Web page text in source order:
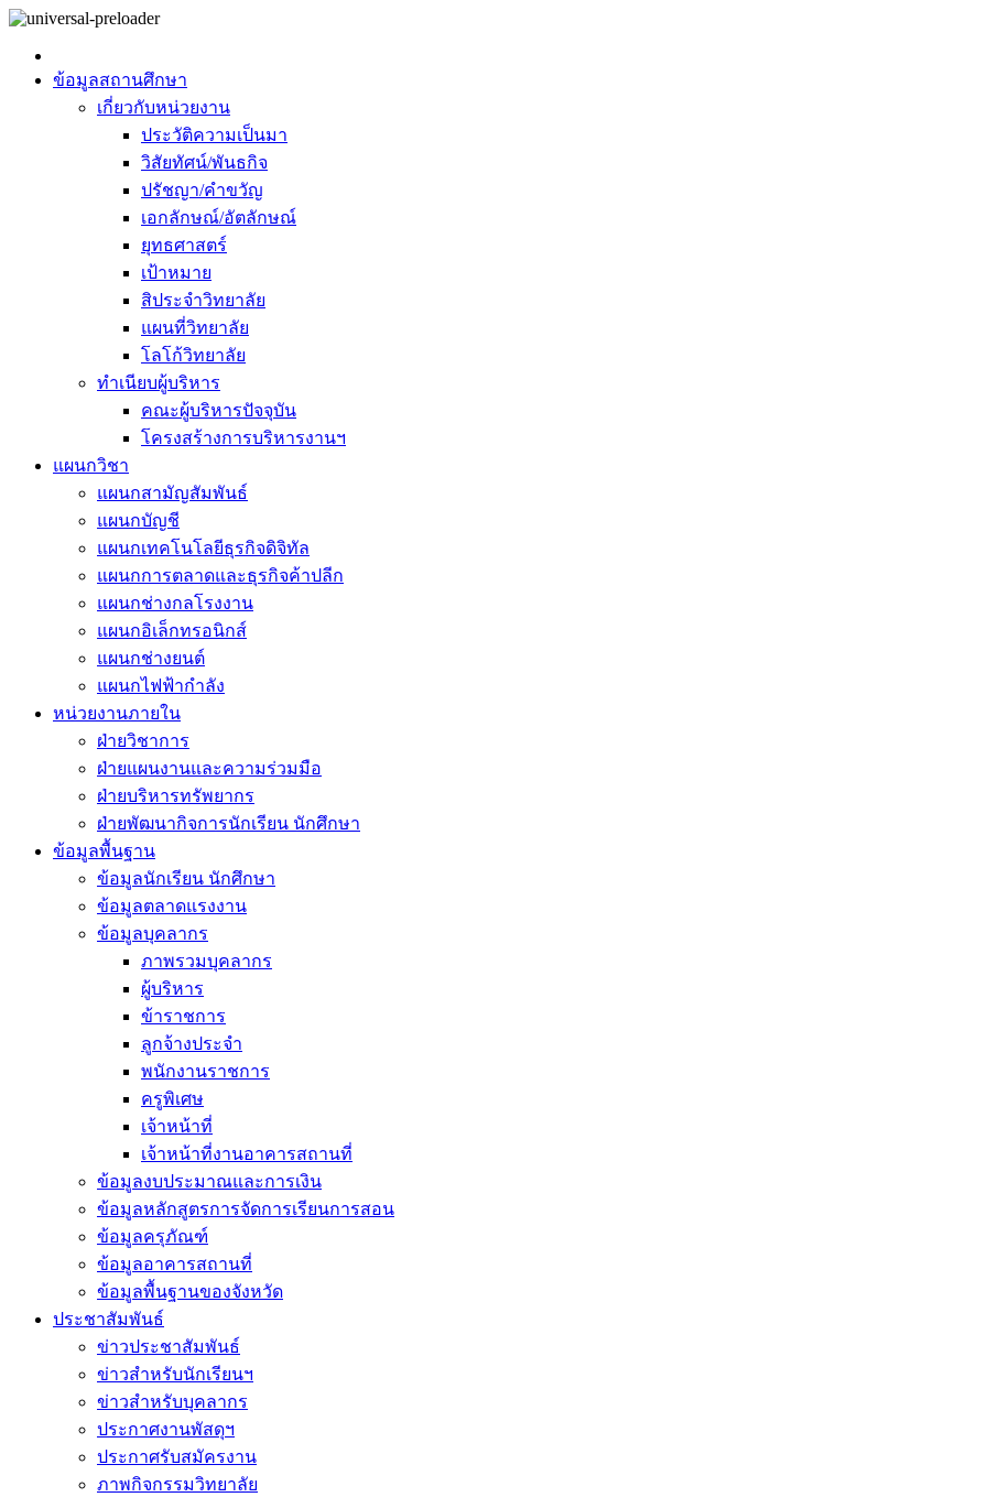
ข้อมูลสถานศึกษา
เกี่ยวกับหน่วยงาน
ประวัติความเป็นมา
วิสัยทัศน์/พันธกิจ
ปรัชญา/คำขวัญ
เอกลักษณ์/อัตลักษณ์
ยุทธศาสตร์
เป้าหมาย
สิประจำวิทยาลัย
แผนที่วิทยาลัย
โลโก้วิทยาลัย
ทำเนียบผู้บริหาร
คณะผู้บริหารปัจจุบัน
โครงสร้างการบริหารงานฯ
แผนกวิชา
แผนกสามัญสัมพันธ์
แผนกบัญชี
แผนกเทคโนโลยีธุรกิจดิจิทัล
แผนกการตลาดและธุรกิจค้าปลีก
แผนกช่างกลโรงงาน
แผนกอิเล็กทรอนิกส์
แผนกช่างยนต์
แผนกไฟฟ้ากำลัง
หน่วยงานภายใน
ฝ่ายวิชาการ
ฝ่ายแผนงานและความร่วมมือ
ฝ่ายบริหารทรัพยากร
ฝ่ายพัฒนากิจการนักเรียน นักศึกษา
ข้อมูลพื้นฐาน
ข้อมูลนักเรียน นักศึกษา
ข้อมูลตลาดแรงงาน
ข้อมูลบุคลากร
ภาพรวมบุคลากร
ผู้บริหาร
ข้าราชการ
ลูกจ้างประจำ
พนักงานราชการ
ครูพิเศษ
เจ้าหน้าที่
เจ้าหน้าที่งานอาคารสถานที่
ข้อมูลงบประมาณและการเงิน
ข้อมูลหลักสูตรการจัดการเรียนการสอน
ข้อมูลครุภัณฑ์
ข้อมูลอาคารสถานที่
ข้อมูลพื้นฐานของจังหวัด
ประชาสัมพันธ์
ข่าวประชาสัมพันธ์
ข่าวสำหรับนักเรียนฯ
ข่าวสำหรับบุคลากร
ประกาศงานพัสดุฯ
ประกาศรับสมัครงาน
ภาพกิจกรรมวิทยาลัย